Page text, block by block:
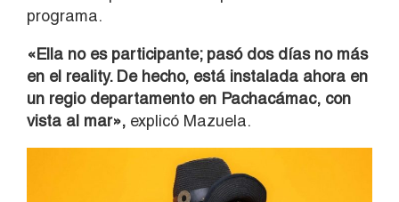
programa.
«Ella no es participante; pasó dos días no más
en el reality. De hecho, está instalada ahora en
un regio departamento en Pachacámac, con
vista al mar», explicó Mazuela.